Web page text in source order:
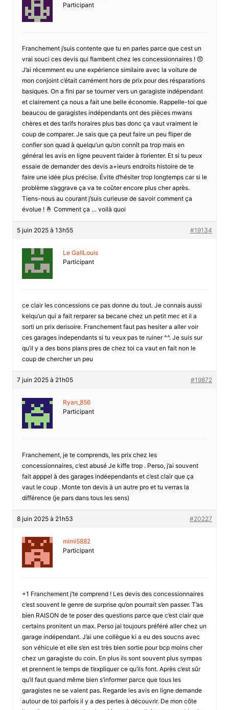
Participant
Franchement j’suis contente que tu en parles parce que cest un
vrai souci ces devis qui flambent chez les concessionnaires ! 😠
J’ai récemment eu une expérience similaire avec la voiture de
mon conjoint c’était carrément hors de prix pour des résparations
basiques. On a fini par se tourner vers un garagiste indépendant
et clairement ça nous a fait une belle économie. Rappelle-toi que
beaucou de garagistes indépendants ont des pièces mwans
chères et des tarifs horaires plus bas donc ça vaut vraiment le
coup de comparer. Je sais que ça peut faire un peu fliper de
confier son quad à quelqu’un qu’on connît pa trop mais en
général les avis en ligne peuvent t’aider à t’orienter. Et si tu peux
essaie de demander des devis a+ieurs endroits histoire de te
faire une idée plus précise. Évite d’hésiter trop longtemps car si le
problème s’aggrave ça va te coûter encore plus cher après.
Tiens-nous au courant j’suis curieuse de savoir comment ça
évolue ! 🤞 Comment ça … voilà quoi
5 juin 2025 à 13h55 #19134
Le GallLouis
Participant
ce clair les concessions ce pas donne du tout. Je connais aussi
kelqu’un qui a fait rerparer sa becane chez un petit mec et il a
sorti un prix derisoire. Franchement faut pas hesiter a aller voir
ces garages independants si tu veux pas te ruiner ^^. Je suis sur
qu’il y a des bons plans pres de chez toi ca vaut en fait non le
coup de chercher un peu
7 juin 2025 à 21h05 #19872
Ryan_856
Participant
Franchement, je te comprends, les prix chez les
concessionnaires, c’est abusé Je kiffe trop . Perso, j’ai souvent
fait apppel à des garages indéependants et c’est clair que ça
vaut le coup . Monte ton devis à un autre pro et tu verras la
différence (je pars dans tous les sens)
8 juin 2025 à 21h53 #20227
mimi5882
Participant
+1 Franchement j’te comprend ! Les devis des concessionnaires
c’est souvent le genre de surprise qu’on pourrait s’en passer. T’as
bien RAISON de te poser des questions parce que c’est clair que
certains pronitent un max. Perso jai toujours préféré aller chez un
garage indépendant. J’ai une collègue ki a eu des soucns avec
son véhicule et elle s’en est très bien sortie pour bcp moins cher
chez un garagiste du coin. En plus ils sont souvent plus sympas
et prennent le temps de t’expliquer ce qu’ils font. Après c’est sûr
qu’il faut quand même bien s’informer parce que tous les
garagistes ne se valent pas. Regarde les avis en ligne demande
autour de toi parfois il y a des perles à découvrir. De mon côte